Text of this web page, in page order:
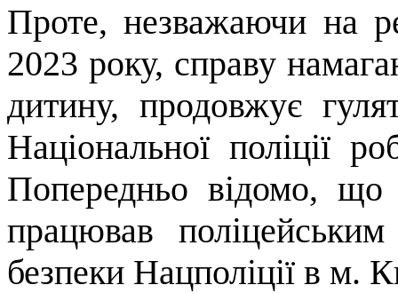
Проте, незважаючи на
2023 року, справу
дитину, продовжує
Національної поліції
Попередньо відомо,
працював
безпеки Нацполіції в м.